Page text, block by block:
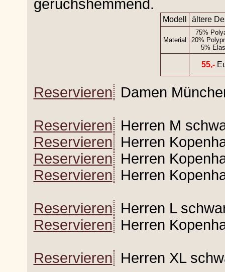
geruchshemmend.
Modell ältere
Material
75%
20%
5%
55,-
Reservieren Damen
Reservieren Herren M
Reservieren Herren
Reservieren Herren
Reservieren Herren
Reservieren Herren L
Reservieren Herren
Reservieren Herren XL